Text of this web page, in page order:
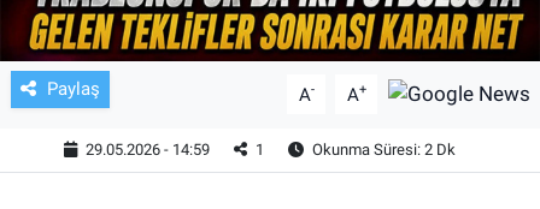
Paylaş A- A+
29.05.2026 - 14:59 1 Okunma Süresi: 2 Dk
KÜLTÜR SANAT
ASAYİŞ
EKONOMİ